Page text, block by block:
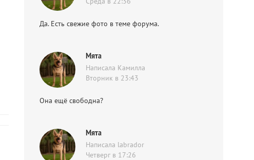
Да. Есть свежие фото в теме форума.
Мята
Написала Камилла
Вторник в 23:43
Она ещё свободна?
Мята
Написала labrador
Четверг в 17:26